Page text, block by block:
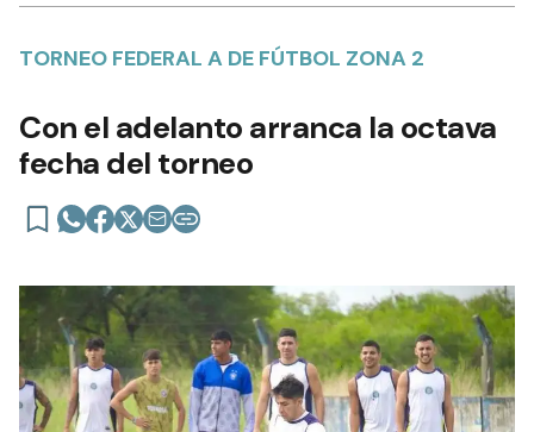
TORNEO FEDERAL A DE FÚTBOL ZONA 2
Con el adelanto arranca la octava
fecha del torneo